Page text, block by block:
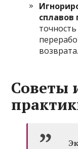
сплавов
возврата.
Советы